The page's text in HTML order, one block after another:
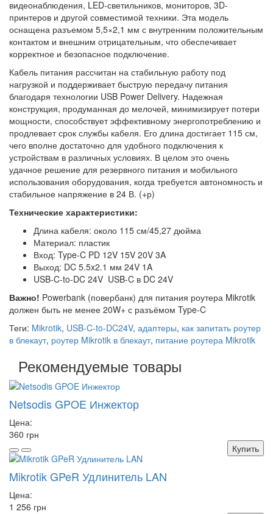
видеонаблюдения, LED-светильников, мониторов, 3D-
принтеров и другой совместимой техники. Эта модель
оснащена разъемом 5,5×2,1 мм с внутренним положительным
контактом и внешним отрицательным, что обеспечивает
корректное и безопасное подключение.
Кабель питания рассчитан на стабильную работу под
нагрузкой и поддерживает быструю передачу питания
благодаря технологии USB Power Delivery. Надежная
конструкция, продуманная до мелочей, минимизирует потери
мощности, способствует эффективному энергопотреблению и
продлевает срок службы кабеля. Его длина достигает 115 см,
чего вполне достаточно для удобного подключения к
устройствам в различных условиях. В целом это очень
удачное решение для резервного питания и мобильного
использования оборудования, когда требуется автономность и
стабильное напряжение в 24 В. (+р)
Технические характеристики:
Длина кабеля: около 115 см/45,27 дюйма
Материал: пластик
Вход: Type-C PD 12V 15V 20V 3A
Выход: DC 5.5x2.1 мм 24V 1A
USB-C-to-DC 24V USB-C в DC 24V
Важно! Powerbank (повербанк) для питания роутера Mikrotik
должен быть не менее 20W+ с разъёмом Type-C
Теги: Mikrotik, USB-C-to-DC24V, адаптеры, как запитать роутер
в блекаут, роутер Mikrotik в блекаут, питание роутера Mikrotik
Рекомендуемые товары
Netsodis GPOE Инжектор
Цена:
360 грн
Купить
Mikrotik GPeR Удлинитель LAN
Цена:
1 256 грн